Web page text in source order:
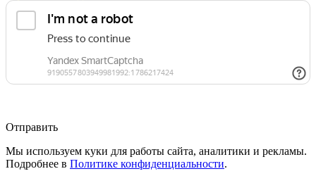
Отправить
Мы используем куки для работы сайта, аналитики и рекламы.
Подробнее в Политике конфиденциальности.